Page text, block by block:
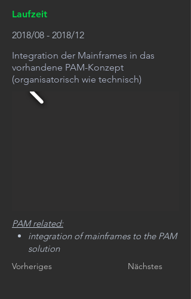
Laufzeit
2018/08 - 2018/12
Integration der Mainframes in das
vorhandene PAM-Konzept
(organisatorisch wie technisch)
PAM related:
integration of mainframes to the PAM
solution
security gap-analysis
Vorheriges Nächstes